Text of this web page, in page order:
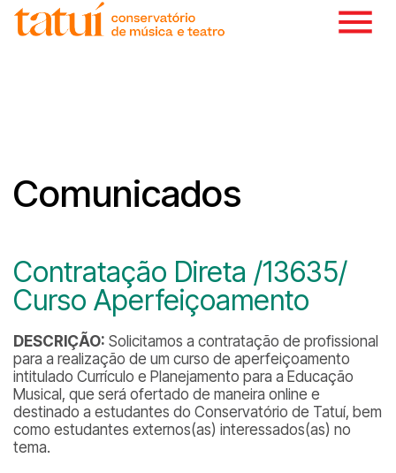
Comunicados
Contratação Direta /13635/
Curso Aperfeiçoamento
DESCRIÇÃO: Solicitamos a contratação de profissional
para a realização de um curso de aperfeiçoamento
intitulado Currículo e Planejamento para a Educação
Musical, que será ofertado de maneira online e
destinado a estudantes do Conservatório de Tatuí, bem
como estudantes externos(as) interessados(as) no
tema.